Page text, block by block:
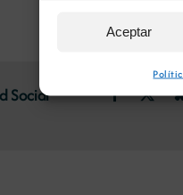
Aceptar
Social
Facebook
X